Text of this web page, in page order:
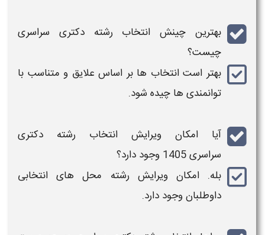
بهترین چینش انتخاب‌ رشته دکتری سراسری
چیست؟
بهتر استانتخاب ها بر اساس علایق و متناسب با
توانمندی‌ ها چیده شود.
آیا امکان ویرایش انتخاب رشته دکتری
سراسری1405 وجود دارد؟
بله. امکان ویرایش رشته محل های انتخابی
داوطلبان وجود دارد.